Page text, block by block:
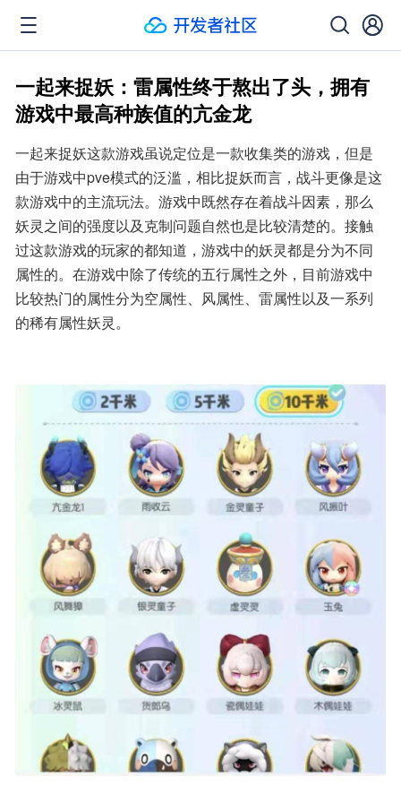
一起来捉妖：雷属性终于熬出了头，拥有
游戏中最高种族值的亢金龙
一起来捉妖这款游戏虽说定位是一款收集类的游戏，但是
由于游戏中pve模式的泛滥，相比捉妖而言，战斗更像是这
款游戏中的主流玩法。游戏中既然存在着战斗因素，那么
妖灵之间的强度以及克制问题自然也是比较清楚的。接触
过这款游戏的玩家的都知道，游戏中的妖灵都是分为不同
属性的。在游戏中除了传统的五行属性之外，目前游戏中
比较热门的属性分为空属性、风属性、雷属性以及一系列
的稀有属性妖灵。